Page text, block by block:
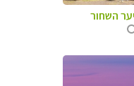
השחור